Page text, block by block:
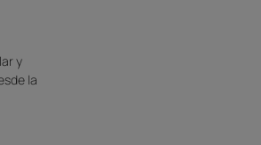
la fibra capilar desde la raíz
desenreda perfectamente y aporta
y
la